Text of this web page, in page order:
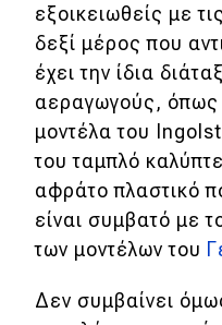
εξοικειωθείς με
δεξί μέρος που
έχει την ίδια
αεραγωγούς, όπως
μοντέλα του
του ταμπλό
αφράτο πλαστικό
είναι συμβατό με
των μοντέλων του
Δεν συμβαίνει